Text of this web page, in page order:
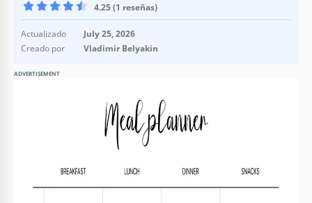
4.25 (1 reseñas)
Actualizado
July 25, 2026
Creado por
Vladimir Belyakin
ADVERTISEMENT